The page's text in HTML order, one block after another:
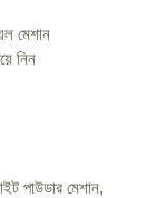
মেশান
নিন
পাউডার মেশান,